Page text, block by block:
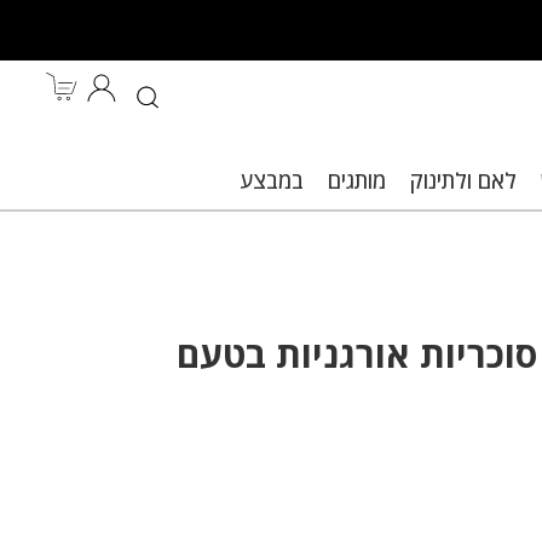
לאם ולתינוק מותגים במבצע
סוכריות אורגניות בטעם